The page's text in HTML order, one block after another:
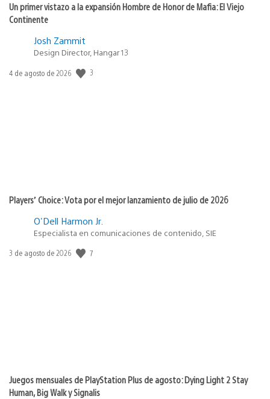
Un primer vistazo a la expansión Hombre de Honor de Mafia: El Viejo
Continente
Josh Zammit
Design Director, Hangar 13
Fecha
4 de agosto de 2026 3
Players’ Choice: Vota por el mejor lanzamiento de julio de 2026
O'Dell Harmon Jr.
Especialista en comunicaciones de contenido, SIE
Fecha
3 de agosto de 2026 7
Juegos mensuales de PlayStation Plus de agosto: Dying Light 2 Stay
Human, Big Walk y Signalis